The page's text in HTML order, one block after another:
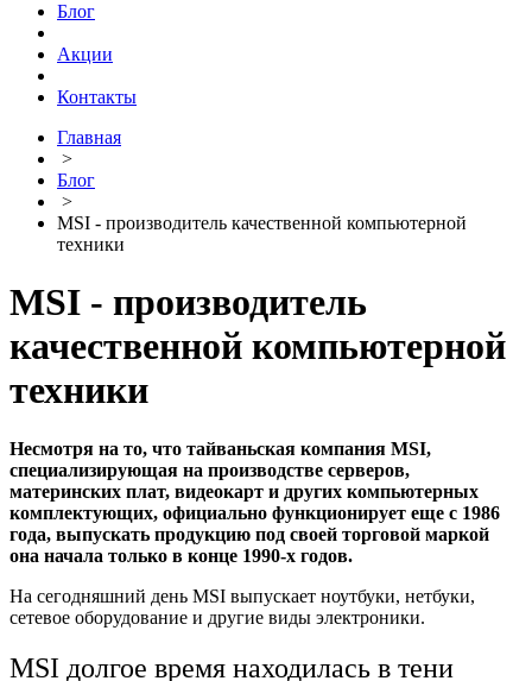
Блог
Акции
Контакты
Главная
>
Блог
>
MSI - производитель качественной компьютерной
техники
MSI - производитель
качественной компьютерной
техники
Несмотря на то, что тайваньская компания MSI,
специализирующая на производстве серверов,
материнских плат, видеокарт и других компьютерных
комплектующих, официально функционирует еще с 1986
года, выпускать продукцию под своей торговой маркой
она начала только в конце 1990-х годов.
На сегодняшний день MSI выпускает ноутбуки, нетбуки,
сетевое оборудование и другие виды электроники.
MSI долгое время находилась в тени